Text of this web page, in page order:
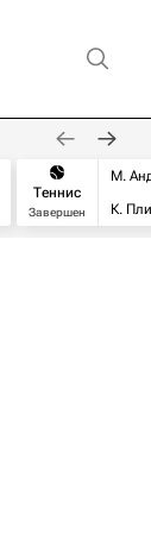
Теннис
Завершен
М.
К.